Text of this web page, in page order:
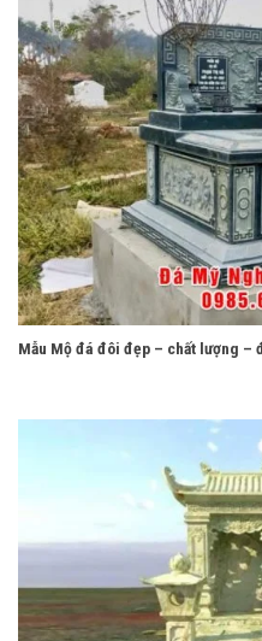
Mẫu Mộ đá đôi đẹp – chất lượng –